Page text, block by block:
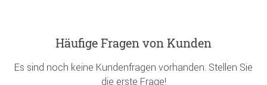
Häufige Fragen von Kunden
Es sind noch keine Kundenfragen vorhanden. Stellen Sie
die erste Frage!